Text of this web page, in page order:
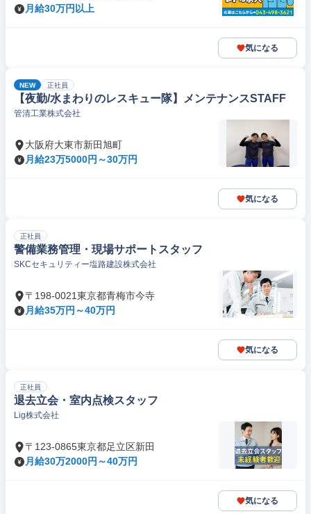
月給30万円以上
気になる
NEW 正社員
【夜勤/水まわりのレスキュー隊】メンテナンスSTAFF
管清工業株式会社
大阪府大東市新田旭町
月給23万5000円～30万円
気になる
正社員
警備業務管理・現場サポートスタッフ
SKCセキュリティー塩路建設株式会社
〒198-0021東京都青梅市今寺
月給35万円～40万円
気になる
正社員
退去立会・室内点検スタッフ
Lig株式会社
〒123-0865東京都足立区新田
月給30万2000円～40万円
気になる